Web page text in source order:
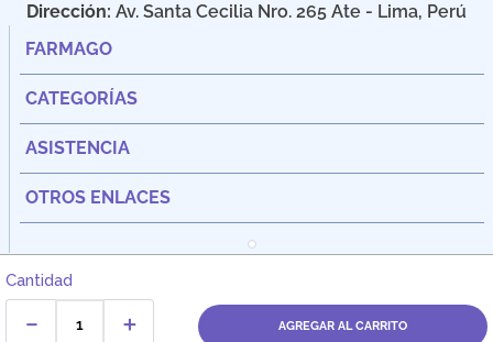
Cantidad
＋
－ AGREGAR AL CARRITO
Dirección: Av. Santa Cecilia Nro. 265 Ate - Lima, Perú
FARMAGO
CATEGORÍAS
ASISTENCIA
OTROS ENLACES